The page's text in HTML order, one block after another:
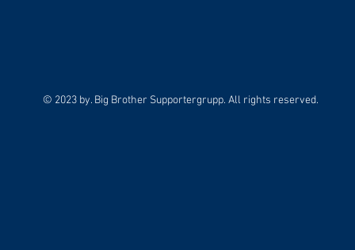
© 2023 by. Big Brother Supportergrupp. All rights reserved.